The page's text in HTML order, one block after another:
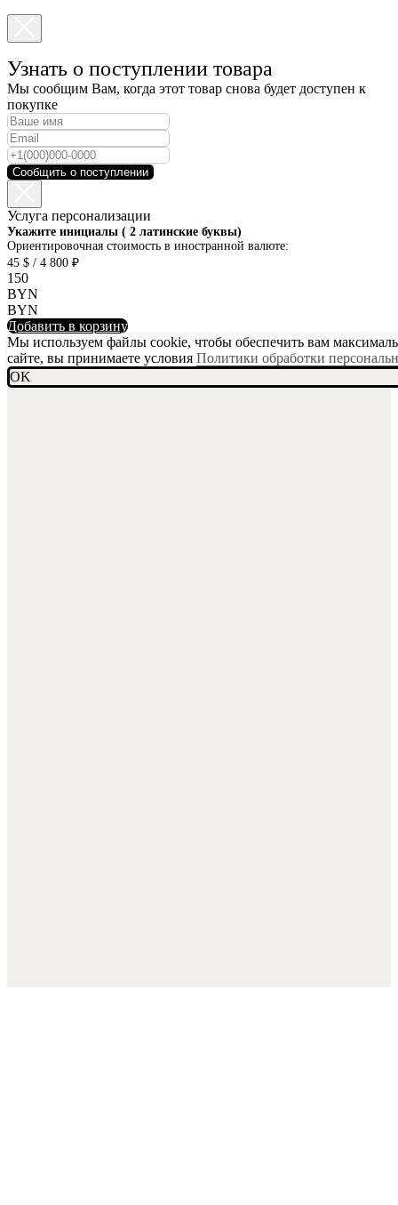
Узнать о поступлении товара
Мы сообщим Вам, когда этот товар снова будет доступен к
покупке
Сообщить о поступлении
Услуга персонализации
Укажите инициалы ( 2 латинские буквы)
Ориентировочная стоимость в иностранной валюте:
45 $ / 4 800 ₽
150
BYN
BYN
Добавить в корзину
Мы используем файлы cookie, чтобы обеспечить вам
сайте, вы принимаете условия Политики обработки
OK